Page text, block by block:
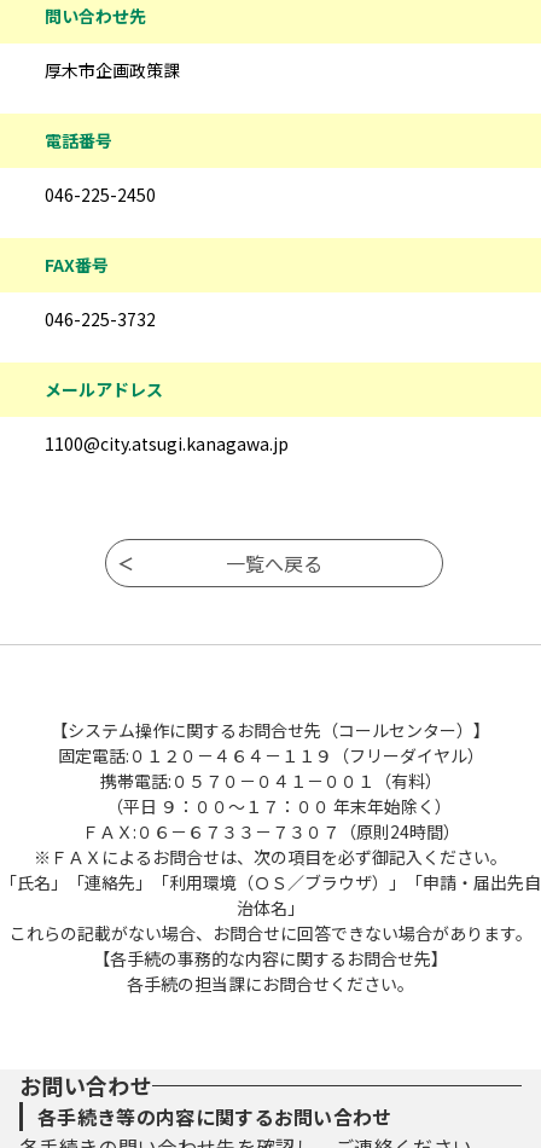
問い合わせ先
厚木市企画政策課
電話番号
046-225-2450
FAX番号
046-225-3732
メールアドレス
1100@city.atsugi.kanagawa.jp
【システム操作に関するお問合せ先（コールセンター）】
固定電話:０１２０－４６４－１１９（フリーダイヤル）
携帯電話:０５７０－０４１－００１（有料）
（平日 ９：００～１７：００ 年末年始除く）
ＦＡＸ:０６－６７３３－７３０７（原則24時間）
※ＦＡＸによるお問合せは、次の項目を必ず御記入ください。
「氏名」「連絡先」「利用環境（ＯＳ／ブラウザ）」「申請・届出先自
治体名」
これらの記載がない場合、お問合せに回答できない場合があります。
【各手続の事務的な内容に関するお問合せ先】
各手続の担当課にお問合せください。
お問い合わせ
各手続き等の内容に関するお問い合わせ